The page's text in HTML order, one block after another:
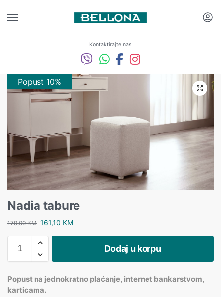
Kontaktirajte nas
Popust 10%
Nadia tabure
179,00KM 161,10 KM
Dodaj u korpu
Popust na jednokratno plaćanje, internet bankarstvom,
karticama.